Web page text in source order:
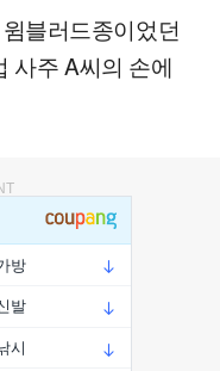
블러드종이었던
사주 A씨의 손에